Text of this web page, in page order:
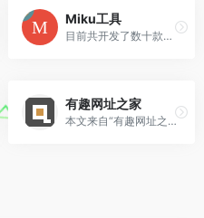
Miku工具
目前共开发了数十款有趣的小功能，数量还在持续增加中。。
有趣网址之家
本文来自“有趣网址之家”，有兴趣的请访问官网